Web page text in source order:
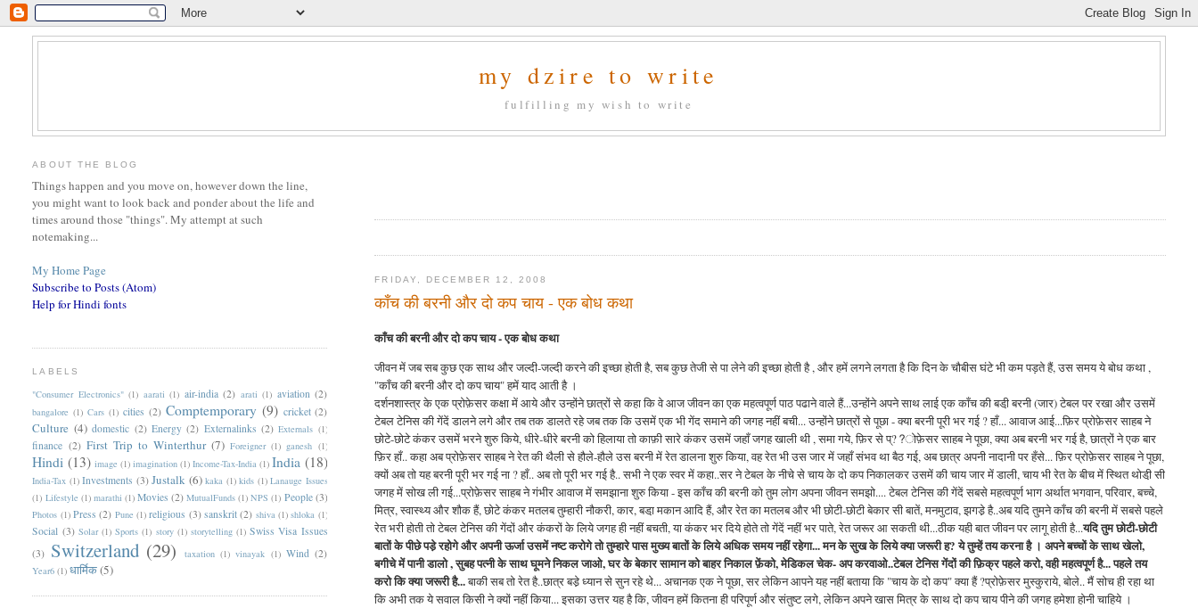
my dzire to write
fulfilling my wish to write
FRIDAY, DECEMBER 12, 2008
काँच की बरनी और दो कप चाय - एक बोध कथा
काँच की बरनी और दो कप चाय - एक बोध कथा
जीवन में जब सब कुछ एक साथ और जल्दी-जल्दी करने की इच्छा होती है, सब कुछ तेजी से पा लेने की इच्छा होती है , और हमें लगने लगता है कि दिन के चौबीस घंटे भी कम पड़ते हैं, उस समय ये बोध कथा ,
"काँच की बरनी और दो कप चाय" हमें याद आती है ।
दर्शनशास्त्र के एक प्रोफ़ेसर कक्षा में आये और उन्होंने छात्रों से कहा कि वे आज जीवन का एक महत्वपूर्ण पाठ पढाने वाले हैं...उन्होंने अपने साथ लाई एक काँच की बडी़ बरनी (जार) टेबल पर रखा और उसमें
टेबल टेनिस की गेंदें डालने लगे और तब तक डालते रहे जब तक कि उसमें एक भी गेंद समाने की जगह नहीं बची... उन्होंने छात्रों से पूछा - क्या बरनी पूरी भर गई ? हाँ... आवाज आई...फ़िर प्रोफ़ेसर साहब ने
छोटे-छोटे कंकर उसमें भरने शुरु किये, धीरे-धीरे बरनी को हिलाया तो काफ़ी सारे कंकर उसमें जहाँ जगह खाली थी , समा गये, फ़िर से प्??ोफ़ेसर साहब ने पूछा, क्या अब बरनी भर गई है, छात्रों ने एक बार
फ़िर हाँ.. कहा अब प्रोफ़ेसर साहब ने रेत की थैली से हौले-हौले उस बरनी में रेत डालना शुरु किया, वह रेत भी उस जार में जहाँ संभव था बैठ गई, अब छात्र अपनी नादानी पर हँसे... फ़िर प्रोफ़ेसर साहब ने पूछा,
क्यों अब तो यह बरनी पूरी भर गई ना ? हाँ.. अब तो पूरी भर गई है.. सभी ने एक स्वर में कहा..सर ने टेबल के नीचे से चाय के दो कप निकालकर उसमें की चाय जार में डाली, चाय भी रेत के बीच में स्थित थोडी़ सी
जगह में सोख ली गई...प्रोफ़ेसर साहब ने गंभीर आवाज में समझाना शुरु किया - इस काँच की बरनी को तुम लोग अपना जीवन समझो.... टेबल टेनिस की गेंदें सबसे महत्वपूर्ण भाग अर्थात भगवान, परिवार, बच्चे,
मित्र, स्वास्थ्य और शौक हैं, छोटे कंकर मतलब तुम्हारी नौकरी, कार, बडा़ मकान आदि हैं, और रेत का मतलब और भी छोटी-छोटी बेकार सी बातें, मनमुटाव, झगडे़ है..अब यदि तुमने काँच की बरनी में सबसे पहले
रेत भरी होती तो टेबल टेनिस की गेंदों और कंकरों के लिये जगह ही नहीं बचती, या कंकर भर दिये होते तो गेंदें नहीं भर पाते, रेत जरूर आ सकती थी...ठीक यही बात जीवन पर लागू होती है...यदि तुम छोटी-छोटी
बातों के पीछे पडे़ रहोगे और अपनी ऊर्जा उसमें नष्ट करोगे तो तुम्हारे पास मुख्य बातों के लिये अधिक समय नहीं रहेगा... मन के सुख के लिये क्या जरूरी ह? ये तुम्हें तय करना है । अपने बच्चों के साथ खेलो,
बगीचे में पानी डालो , सुबह पत्नी के साथ घूमने निकल जाओ, घर के बेकार सामान को बाहर निकाल फ़ेंको, मेडिकल चेक- अप करवाओ..टेबल टेनिस गेंदों की फ़िक्र पहले करो, वही महत्वपूर्ण है... पहले तय
करो कि क्या जरूरी है...बाकी सब तो रेत है..छात्र बडे़ ध्यान से सुन रहे थे... अचानक एक ने पूछा, सर लेकिन आपने यह नहीं बताया कि "चाय के दो कप" क्या हैं ?प्रोफ़ेसर मुस्कुराये, बोले.. मैं सोच ही रहा था
कि अभी तक ये सवाल किसी ने क्यों नहीं किया... इसका उत्तर यह है कि, जीवन हमें कितना ही परिपूर्ण और संतुष्ट लगे, लेकिन अपने खास मित्र के साथ दो कप चाय पीने की जगह हमेशा होनी चाहिये ।
ABOUT THE BLOG
Things happen and you move on, however down the line,
you might want to look back and ponder about the life and
times around those "things". My attempt at such
notemaking...
My Home Page
Subscribe to Posts (Atom)
Help for Hindi fonts
LABELS
"Consumer Electronics" (1) aarati (1) air-india (2) arati (1) aviation (2)
bangalore (1) Cars (1) cities (2) Comptemporary (9) cricket (2)
Culture (4) domestic (2) Energy (2) Externalinks (2) Externals (1)
finance (2) First Trip to Winterthur (7) Foreigner (1) ganesh (1)
Hindi (13) image (1) imagination (1) Income-Tax-India (1) India (18)
India-Tax (1) Investments (3) Justalk (6) kaka (1) kids (1) Lanauge Issues
(1) Lifestyle (1) marathi (1) Movies (2) MutualFunds (1) NPS (1) People (3)
Photos (1) Press (2) Pune (1) religious (3) sanskrit (2) shiva (1) shloka (1)
Social (3) Solar (1) Sports (1) story (1) storytelling (1) Swiss Visa Issues
(3) Switzerland (29) taxation (1) vinayak (1) Wind (2)
Year6 (1) धार्मिक(5)